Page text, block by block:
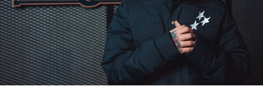
de live marketing como Rock Comunicação, Lâmpada e
Walt Disney World e Nathalia Siqueira, responsável pelo
time de atendimento da agência, ex-Rock Comunicação e
The Marketing Store”.
TÓPICOS RELACIONADOS: DESTAQUE